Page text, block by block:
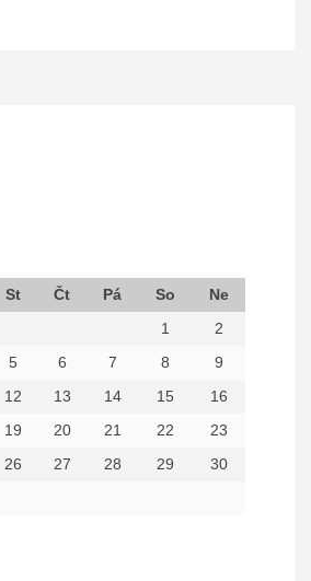
St Čt Pá So
Ne
1
2
5 6 7 8
9
12 13 14 15
16
19 20 21 22
23
26 27 28 29
30